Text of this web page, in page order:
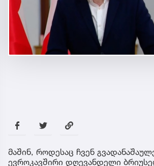
მაშინ, როდესაც ჩვენ
ევროკავშირი დღევანდელი